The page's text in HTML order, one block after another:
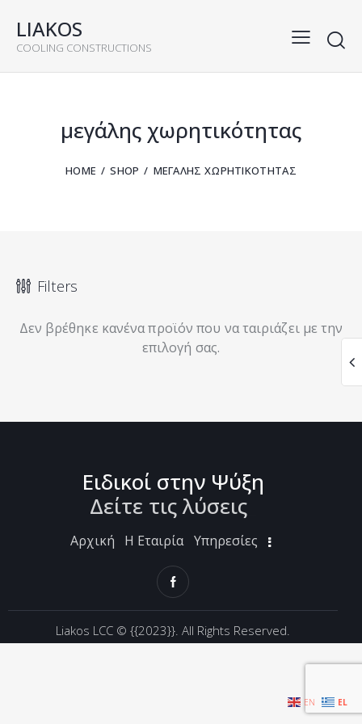
LIAKOS
COOLING CONSTRUCTIONS
μεγάλης χωρητικότητας
HOME SHOP ΜΕΓΆΛΗΣ ΧΩΡΗΤΙΚΌΤΗΤΑΣ
Filters
Δεν βρέθηκε κανένα προϊόν που να ταιριάζει με την
επιλογή σας.
Ειδικοί στην Ψύξη
Δείτε τις λύσε_
Αρχική Η Εταιρία Υπηρεσίες
Liakos LCC © {{2023}}. All Rights Reserved.
EN EL